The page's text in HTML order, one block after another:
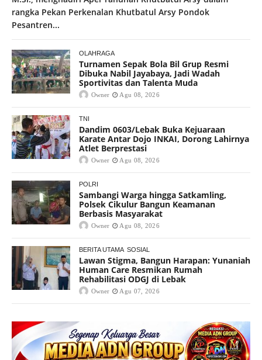
rangka Pekan Perkenalan Khutbatul Arsy Pondok
Pesantren...
OLAHRAGA
Turnamen Sepak Bola Bil Grup Resmi
Dibuka Nabil Jayabaya, Jadi Wadah
Sportivitas dan Talenta Muda
Owner Agu 08, 2026
TNI
Dandim 0603/Lebak Buka Kejuaraan
Karate Antar Dojo INKAI, Dorong Lahirnya
Atlet Berprestasi
Owner Agu 08, 2026
POLRI
Sambangi Warga hingga Satkamling,
Polsek Cikulur Bangun Keamanan
Berbasis Masyarakat
Owner Agu 08, 2026
BERITA UTAMA SOSIAL
Lawan Stigma, Bangun Harapan: Yunaniah
Human Care Resmikan Rumah
Rehabilitasi ODGJ di Lebak
Owner Agu 07, 2026